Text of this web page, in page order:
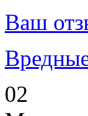
Ваш
02